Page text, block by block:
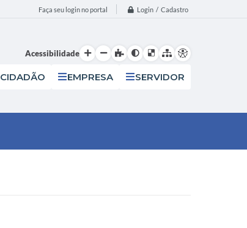
Faça seu login no portal Login / Cadastro
Acessibilidade
CIDADÃO EMPRESA SERVIDOR